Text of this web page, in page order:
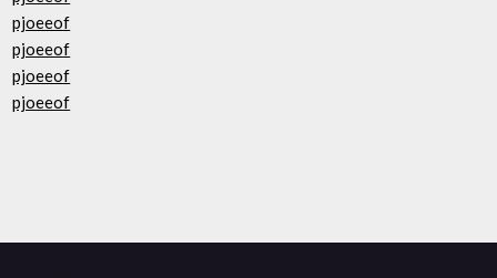
pjoeeof
pjoeeof
pjoeeof
pjoeeof